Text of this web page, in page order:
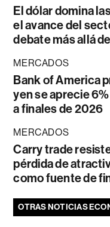
El dólar domina
el avance del
debate más allá
MERCADOS
Bank of America
yen se aprecie
a finales de 2026
MERCADOS
Carry trade
pérdida de
como fuente de
OTRAS NOTICIAS